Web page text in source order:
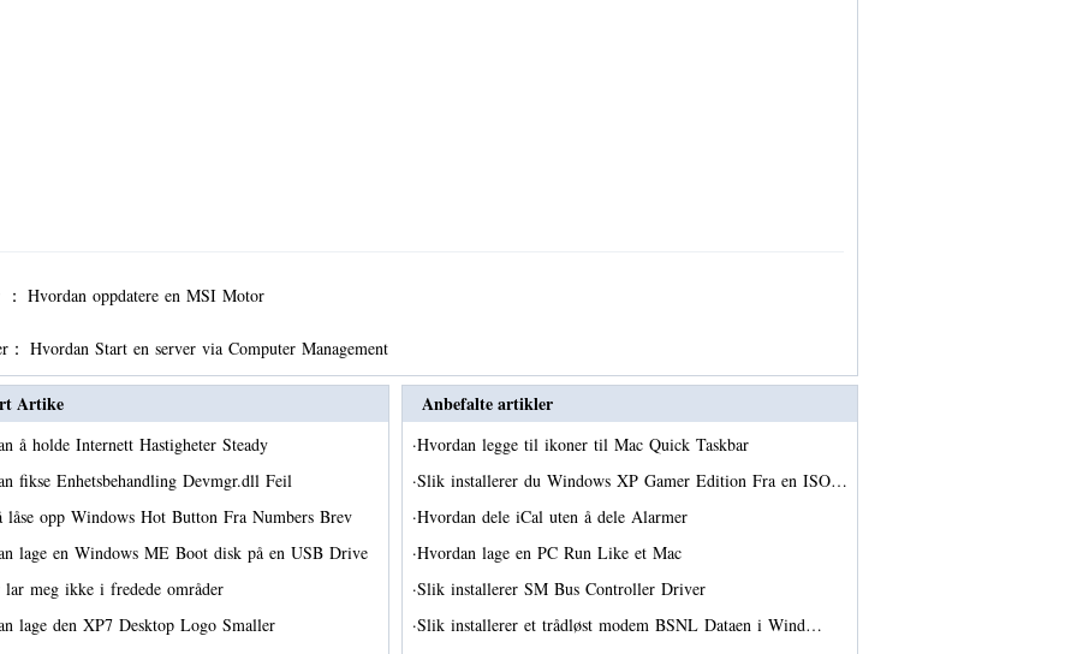
Hvordan oppdatere en MSI Motor
： Hvordan Start en server via Computer Management
Artike
å holde Internett Hastigheter Steady
fikse Enhetsbehandling Devmgr.dll Feil
låse opp Windows Hot Button Fra Numbers Brev
lage en Windows ME Boot disk på en USB Drive
lar meg ikke i fredede områder
lage den XP7 Desktop Logo Smaller
Anbefalte artikler
·Hvordan legge til ikoner til Mac Quick Taskbar
·Slik installerer du Windows XP Gamer Edition Fra en ISO…
·Hvordan dele iCal uten å dele Alarmer
·Hvordan lage en PC Run Like et Mac
·Slik installerer SM Bus Controller Driver
·Slik installerer et trådløst modem BSNL Dataen i Wind…